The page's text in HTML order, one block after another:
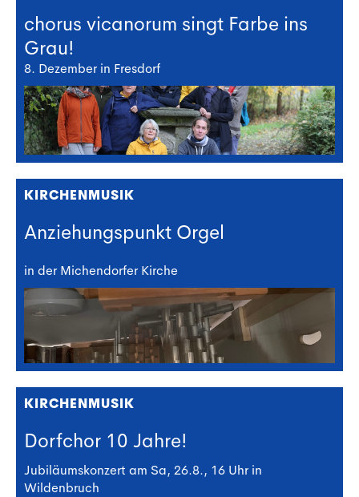
chorus vicanorum singt Farbe ins
Grau!
8. Dezember in Fresdorf
KIRCHENMUSIK
Anziehungspunkt Orgel
in der Michendorfer Kirche
KIRCHENMUSIK
Dorfchor 10 Jahre!
Jubiläumskonzert am Sa, 26.8., 16 Uhr in
Wildenbruch